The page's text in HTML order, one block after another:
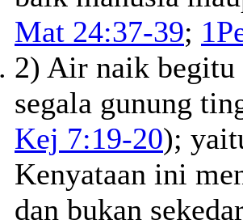
Mat 24:37-39;
2) Air naik
segala gunung
Kej 7:19-20);
Kenyataan ini
dan bukan